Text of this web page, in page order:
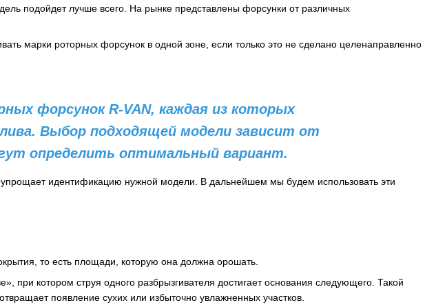
подойдет лучше всего. На рынке представлены форсунки от различных
марки роторных форсунок в одной зоне, если только это не сделано целенаправленно
форсунок R-VAN, каждая из которых
Выбор подходящей модели зависит от
определить оптимальный вариант.
идентификацию нужной модели. В дальнейшем мы будем использовать эти
то есть площади, которую она должна орошать.
при котором струя одного разбрызгивателя достигает основания следующего. Такой
появление сухих или избыточно увлажненных участков.